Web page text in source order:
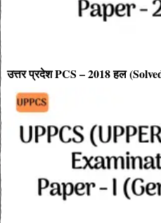
उत्तर प्रदेश PCS – 2018 हल